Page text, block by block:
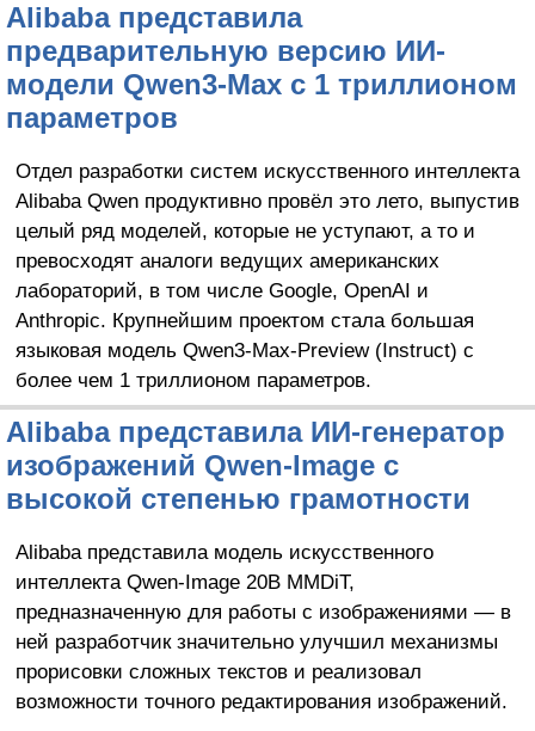
Alibaba представила
предварительную версию ИИ-
модели Qwen3-Max с 1 триллионом
параметров
Отдел разработки систем искусственного интеллекта
Alibaba Qwen продуктивно провёл это лето, выпустив
целый ряд моделей, которые не уступают, а то и
превосходят аналоги ведущих американских
лабораторий, в том числе Google, OpenAI и
Anthropic. Крупнейшим проектом стала большая
языковая модель Qwen3-Max-Preview (Instruct) с
более чем 1 триллионом параметров.
Alibaba представила ИИ-генератор
изображений Qwen-Image с
высокой степенью грамотности
Alibaba представила модель искусственного
интеллекта Qwen-Image 20B MMDiT,
предназначенную для работы с изображениями — в
ней разработчик значительно улучшил механизмы
прорисовки сложных текстов и реализовал
возможности точного редактирования изображений.